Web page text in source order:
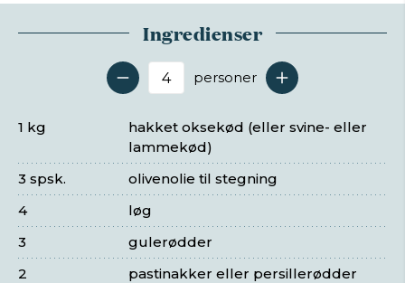
Ingredienser
Antal serveringer
personer
hakket oksekød (eller svine- eller
lammekød)
1 kg
olivenolie til stegning
3 spsk.
løg
4
gulerødder
3
pastinakker eller persillerødder
2